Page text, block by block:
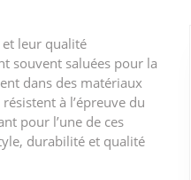
leur qualité
souvent saluées pour la
dans des matériaux
à l’épreuve du
pour l’une de ces
durabilité et qualité